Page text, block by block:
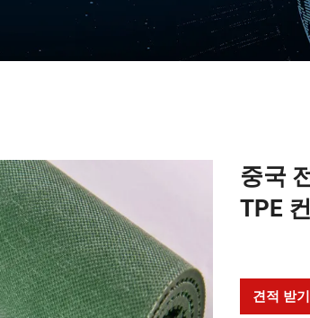
중국
TPE
견적 받기